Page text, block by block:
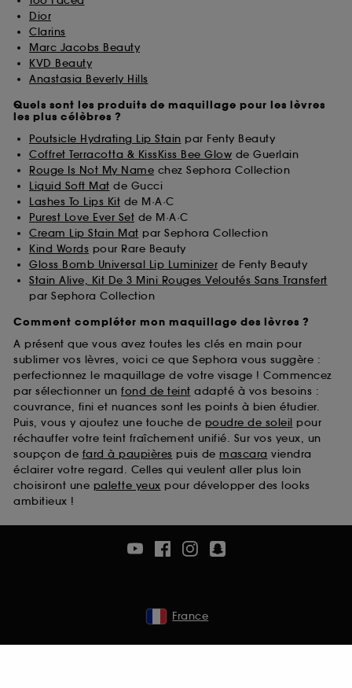
Dior
Clarins
Marc Jacobs Beauty
KVD Beauty
Anastasia Beverly Hills
Quels sont les produits de maquillage pour les lèvres
les plus célèbres ?
Poutsicle Hydrating Lip Stain par Fenty Beauty
Coffret Terracotta & KissKiss Bee Glow de Guerlain
Rouge Is Not My Name chez Sephora Collection
Liquid Soft Mat de Gucci
Lashes To Lips Kit de M·A·C
Purest Love Ever Set de M·A·C
Cream Lip Stain Mat par Sephora Collection
Kind Words pour Rare Beauty
Gloss Bomb Universal Lip Luminizer de Fenty Beauty
Stain Alive, Kit De 3 Mini Rouges Veloutés Sans Transfert
par Sephora Collection
Comment compléter mon maquillage des lèvres ?
A présent que vous avez toutes les clés en main pour
sublimer vos lèvres, voici ce que Sephora vous suggère :
perfectionnez le maquillage de votre visage ! Commencez
par sélectionner un fond de teint adapté à vos besoins :
couvrance, fini et nuances sont les points à bien étudier.
Puis, vous y ajoutez une touche de poudre de soleil pour
réchauffer votre teint fraîchement unifié. Sur vos yeux, un
soupçon de fard à paupières puis de mascara viendra
éclairer votre regard. Celles qui veulent aller plus loin
choisiront une palette yeux pour développer des looks
ambitieux !
France